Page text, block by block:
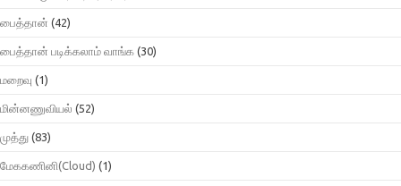
பைத்தான் (42)
பைத்தான் படிக்கலாம் வாங்க (30)
மறைவு (1)
மின்னணுவியல் (52)
முத்து (83)
மேககணினி(Cloud) (1)